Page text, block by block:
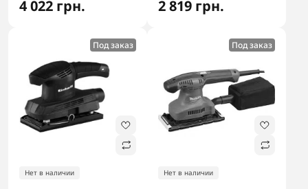
4 022 грн. 2 819 грн.
Под заказ
Нет в наличии
Под заказ
Нет в наличии